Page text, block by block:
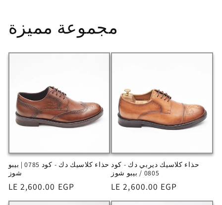
مجموعة مميزة
حذاء كلاسيك دك - كود 0785 | بيبو
شوز
السعر
LE 2,600.00 EGP
حذاء كلاسيك ديربي دك - كود
0805 / بيبو شوز
السعر
LE 2,600.00 EGP